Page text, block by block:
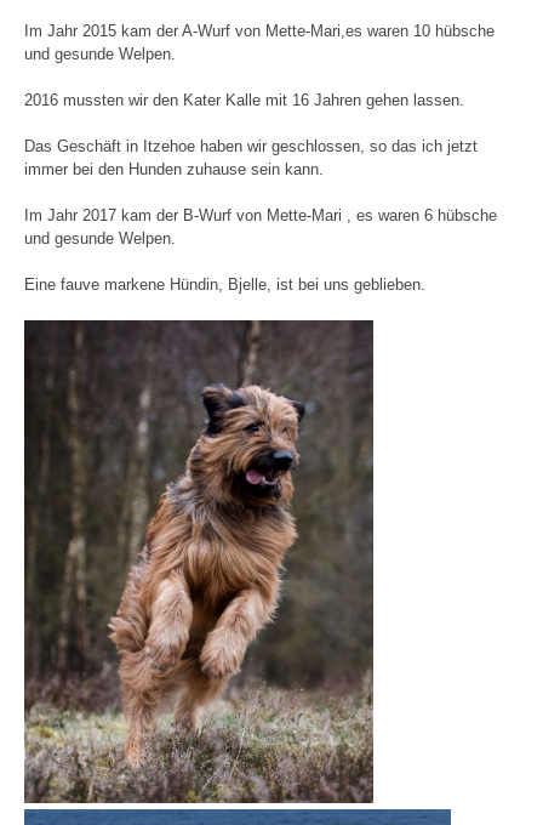
Im Jahr 2015 kam der A-Wurf von Mette-Mari,es waren 10 hübsche
und gesunde Welpen.
2016 mussten wir den Kater Kalle mit 16 Jahren gehen lassen.
Das Geschäft in Itzehoe haben wir geschlossen, so das ich jetzt
immer bei den Hunden zuhause sein kann.
Im Jahr 2017 kam der B-Wurf von Mette-Mari , es waren 6 hübsche
und gesunde Welpen.
Eine fauve markene Hündin, Bjelle, ist bei uns geblieben.